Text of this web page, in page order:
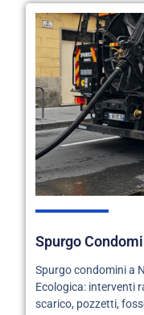
Spurgo
Spurgo condomini a
Ecologica: interventi
scarico, pozzetti,